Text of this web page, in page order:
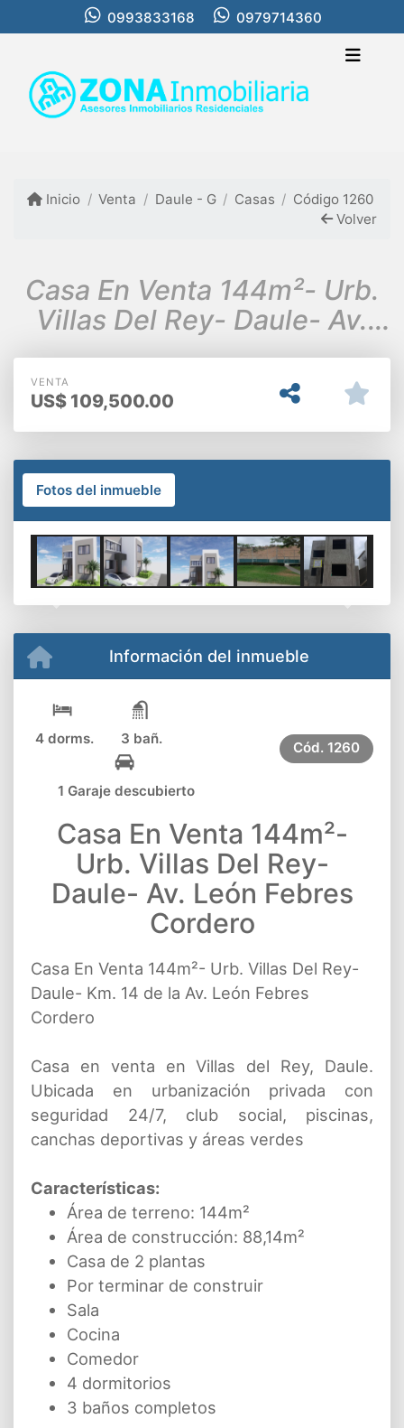
0993833168 0979714360
Inicio Venta Daule - G Casas
Código 1260
Volver
Casa En Venta 144m²- Urb.
Villas Del Rey- Daule- Av.
León Febres Cordero
VENTA
US$ 109,500.00
Fotos del inmueble
Previous Next
Información del inmueble
4 dorms. 3 bañ.
1 Garaje descubierto
Cód. 1260
Casa En Venta 144m²-
Urb. Villas Del Rey-
Daule- Av. León Febres
Cordero
Casa En Venta 144m²- Urb. Villas Del Rey-
Daule- Km. 14 de la Av. León Febres
Cordero
Casa en venta en Villas del Rey, Daule.
Ubicada en urbanización privada con
seguridad 24/7, club social, piscinas,
canchas deportivas y áreas verdes
Características:
Área de terreno: 144m²
Área de construcción: 88,14m²
Casa de 2 plantas
Por terminar de construir
Sala
Cocina
Comedor
4 dormitorios
3 baños completos